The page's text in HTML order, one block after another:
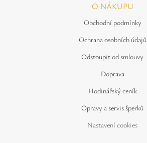
O NÁKUPU
Obchodní podmínky
Ochrana osobních údajů
Odstoupit od smlouvy
Doprava
Hodinářský ceník
Opravy a servis šperků
Nastavení cookies